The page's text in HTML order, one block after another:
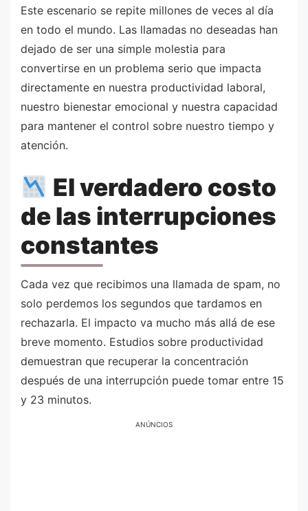
Este escenario se repite millones de veces al día
en todo el mundo. Las llamadas no deseadas han
dejado de ser una simple molestia para
convertirse en un problema serio que impacta
directamente en nuestra productividad laboral,
nuestro bienestar emocional y nuestra capacidad
para mantener el control sobre nuestro tiempo y
atención.
El verdadero costo
de las interrupciones
constantes
Cada vez que recibimos una llamada de spam, no
solo perdemos los segundos que tardamos en
rechazarla. El impacto va mucho más allá de ese
breve momento. Estudios sobre productividad
demuestran que recuperar la concentración
después de una interrupción puede tomar entre 15
y 23 minutos.
ANÚNCIOS